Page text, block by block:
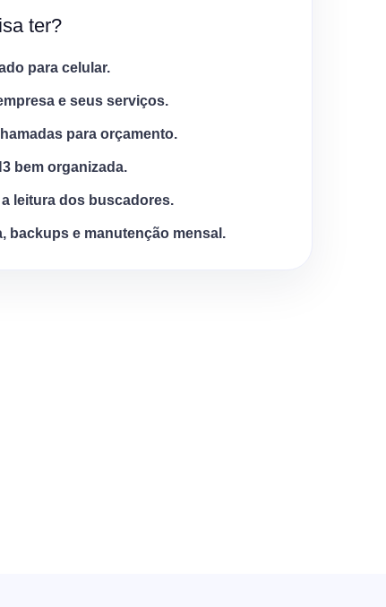
ter?
para celular.
e seus serviços.
para orçamento.
bem organizada.
leitura dos buscadores.
backups e manutenção mensal.